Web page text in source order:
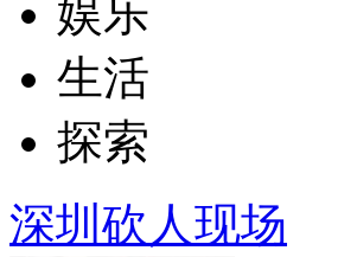
娱乐
生活
探索
深圳砍人现场